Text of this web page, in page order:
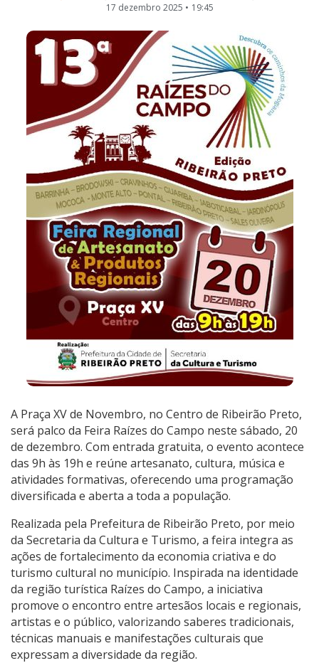
17 dezembro 2025 • 19:45
A Praça XV de Novembro, no Centro de Ribeirão Preto,
será palco da Feira Raízes do Campo neste sábado, 20
de dezembro. Com entrada gratuita, o evento acontece
das 9h às 19h e reúne artesanato, cultura, música e
atividades formativas, oferecendo uma programação
diversificada e aberta a toda a população.
Realizada pela Prefeitura de Ribeirão Preto, por meio
da Secretaria da Cultura e Turismo, a feira integra as
ações de fortalecimento da economia criativa e do
turismo cultural no município. Inspirada na identidade
da região turística Raízes do Campo, a iniciativa
promove o encontro entre artesãos locais e regionais,
artistas e o público, valorizando saberes tradicionais,
técnicas manuais e manifestações culturais que
expressam a diversidade da região.